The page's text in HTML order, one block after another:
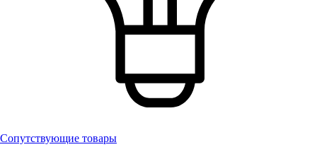
Сопутствующие товары